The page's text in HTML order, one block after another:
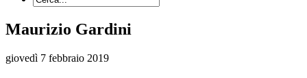
Maurizio Gardini
giovedì 7 febbraio 2019